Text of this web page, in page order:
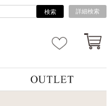
検索 詳細検索